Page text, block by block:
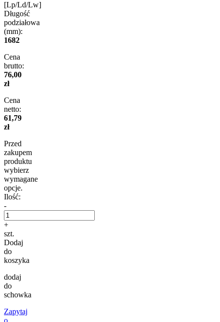
[Lp/Ld/Lw]
Długość
podziałowa
(mm):
1682
Cena
brutto:
76,00
zł
Cena
netto:
61,79
zł
Przed
zakupem
produktu
wybierz
wymagane
opcje.
Ilość:
-
+
szt.
Dodaj
do
koszyka
dodaj
do
schowka
Zapytaj